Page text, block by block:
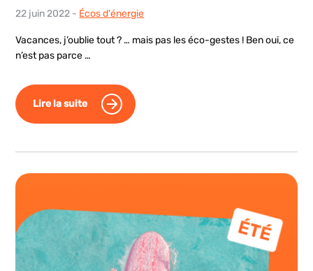
22 juin 2022 - Écos d'énergie
Vacances, j’oublie tout ? … mais pas les éco-gestes ! Ben oui, ce
n’est pas parce …
Lire la suite